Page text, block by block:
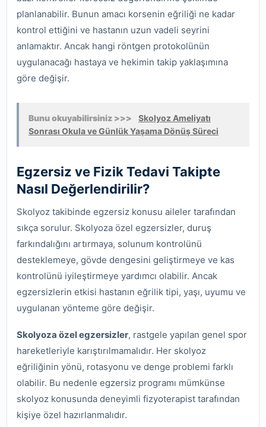
planlanabilir. Bunun amacı korsenin eğriliği ne kadar
kontrol ettiğini ve hastanın uzun vadeli seyrini
anlamaktır. Ancak hangi röntgen protokolünün
uygulanacağı hastaya ve hekimin takip yaklaşımına
göre değişir.
Bunu okuyabilirsiniz >>>
Skolyoz Ameliyatı
Sonrası Okula ve Günlük Yaşama Dönüş Süreci
Egzersiz ve Fizik Tedavi Takipte
Nasıl Değerlendirilir?
Skolyoz takibinde egzersiz konusu aileler tarafından
sıkça sorulur. Skolyoza özel egzersizler, duruş
farkındalığını artırmaya, solunum kontrolünü
desteklemeye, gövde dengesini geliştirmeye ve kas
kontrolünü iyileştirmeye yardımcı olabilir. Ancak
egzersizlerin etkisi hastanın eğrilik tipi, yaşı, uyumu ve
uygulanan yönteme göre değişir.
Skolyoza özel egzersizler, rastgele yapılan genel spor
hareketleriyle karıştırılmamalıdır. Her skolyoz
eğriliğinin yönü, rotasyonu ve denge problemi farklı
olabilir. Bu nedenle egzersiz programı mümkünse
skolyoz konusunda deneyimli fizyoterapist tarafından
kişiye özel hazırlanmalıdır.